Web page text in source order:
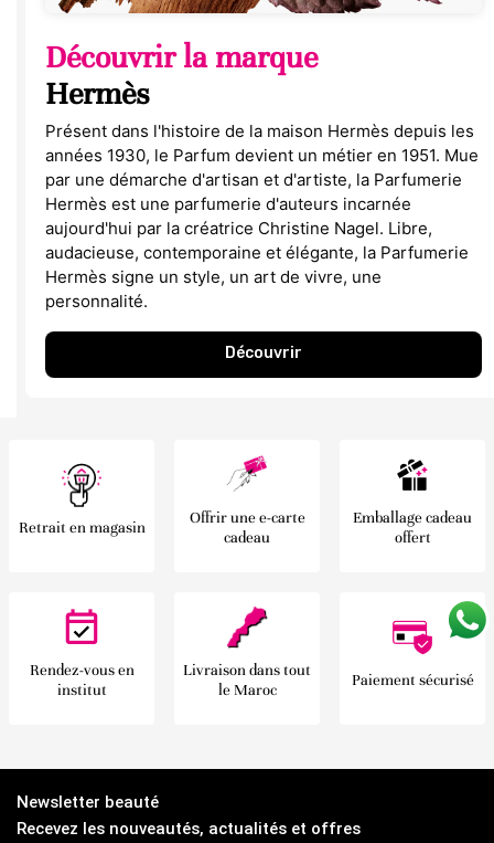
Découvrir la marque
Hermès
Présent dans l'histoire de la maison Hermès depuis les
années 1930, le Parfum devient un métier en 1951. Mue
par une démarche d'artisan et d'artiste, la Parfumerie
Hermès est une parfumerie d'auteurs incarnée
aujourd'hui par la créatrice Christine Nagel. Libre,
audacieuse, contemporaine et élégante, la Parfumerie
Hermès signe un style, un art de vivre, une
personnalité.
Découvrir
Retrait en magasin
Offrir une e-carte
cadeau
Emballage cadeau
offert
Rendez-vous en
institut
Livraison dans tout
le Maroc
Paiement sécurisé
Newsletter beauté
Recevez les nouveautés, actualités et offres